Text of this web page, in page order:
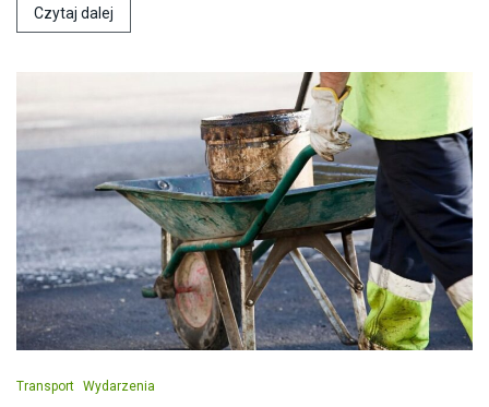
Czytaj dalej
Transport Wydarzenia